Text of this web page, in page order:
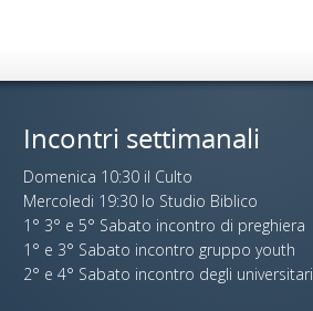
Incontri settimanali
Domenica 10:30 il Culto
Mercoledi 19:30 lo Studio Biblico
1° 3° e 5° Sabato incontro di preghiera
1° e 3° Sabato incontro gruppo youth
2° e 4° Sabato incontro degli universitari